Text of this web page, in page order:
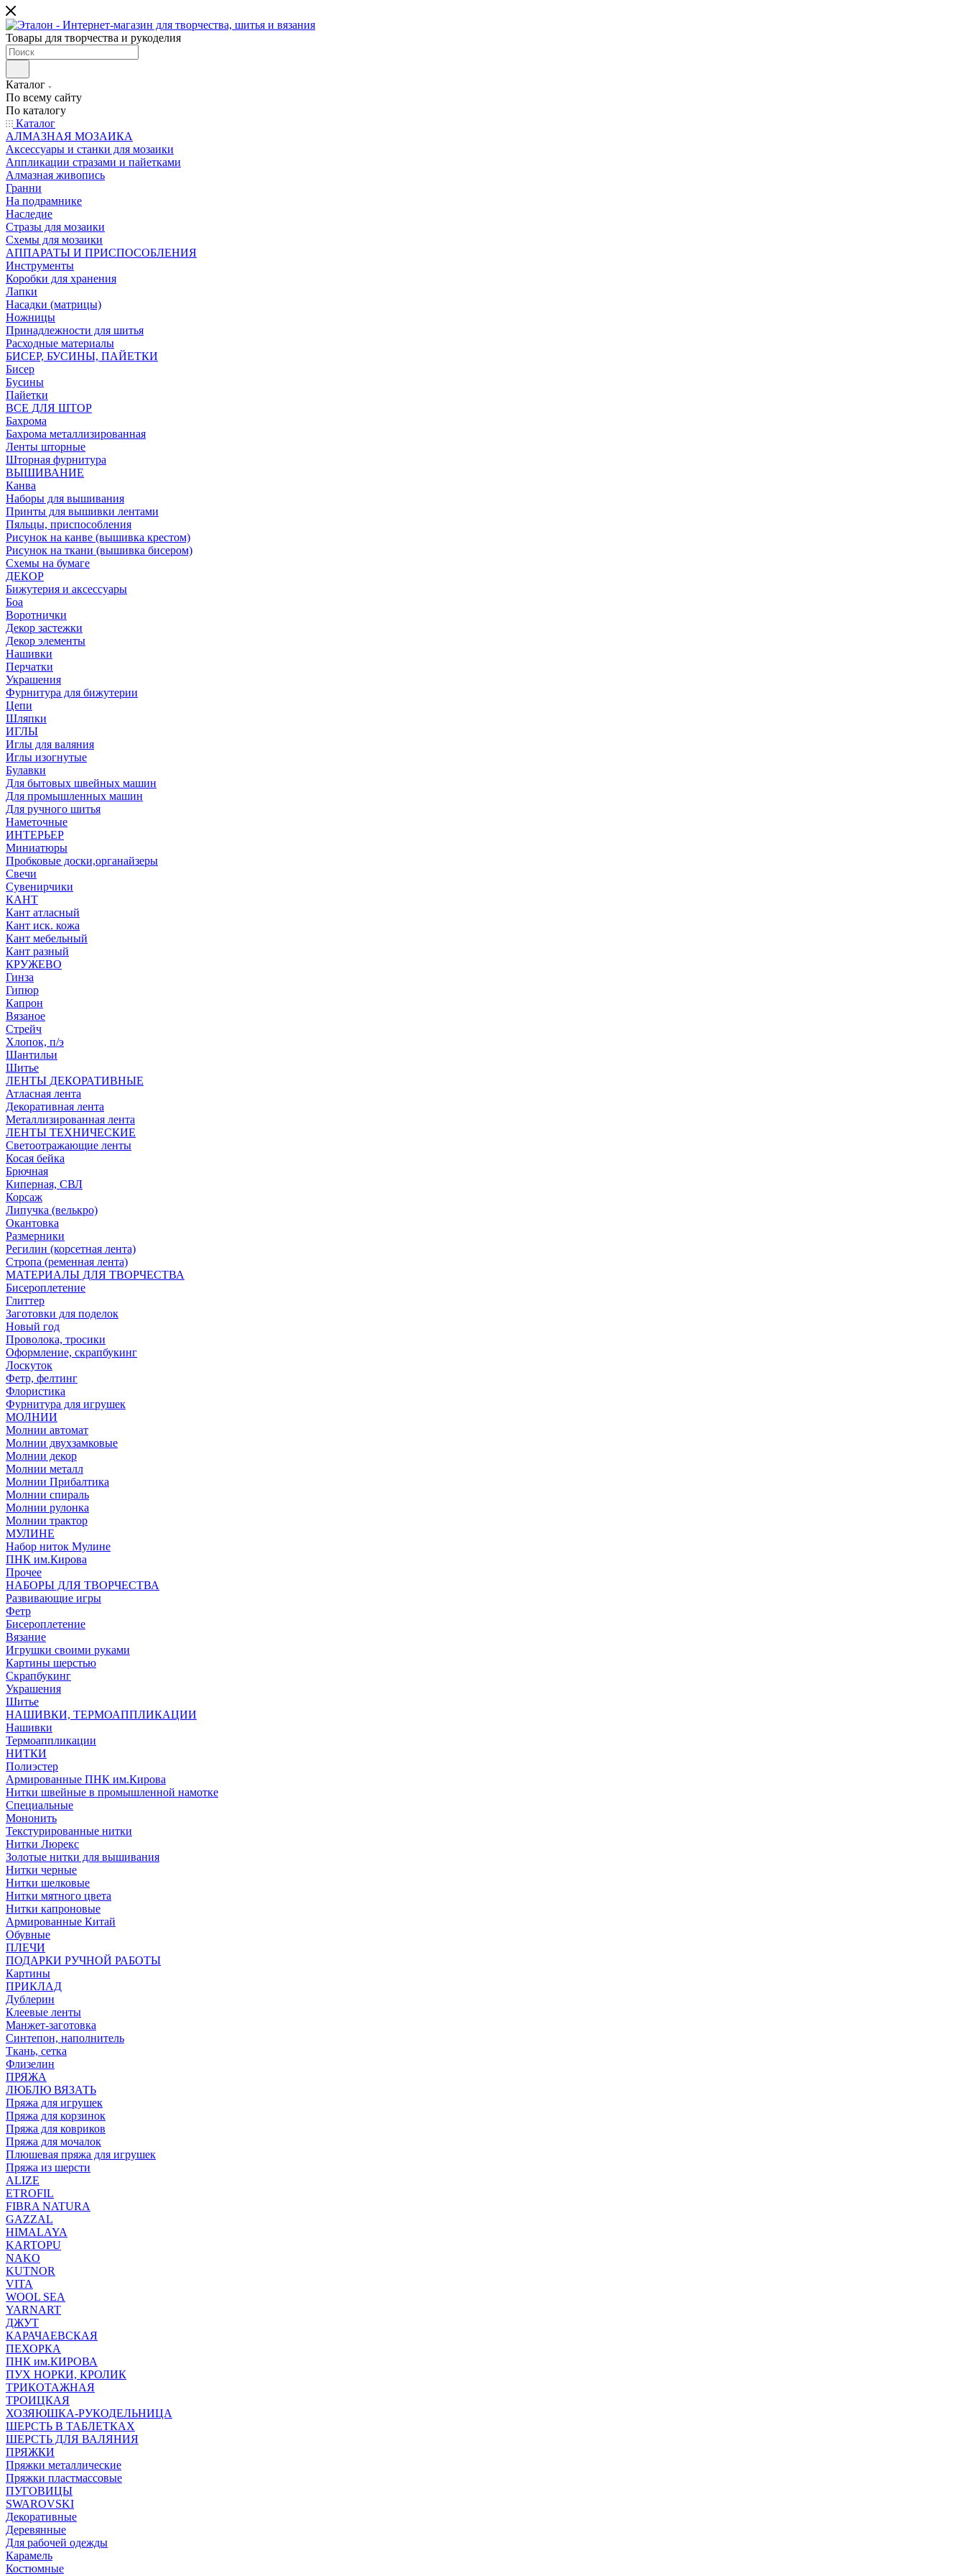
Товары для творчества и рукоделия
Каталог
По всему сайту
По каталогу
Каталог
АЛМАЗНАЯ МОЗАИКА
Аксессуары и станки для мозаики
Аппликации стразами и пайетками
Алмазная живопись
Гранни
На подрамнике
Наследие
Стразы для мозаики
Схемы для мозаики
АППАРАТЫ И ПРИСПОСОБЛЕНИЯ
Инструменты
Коробки для хранения
Лапки
Насадки (матрицы)
Ножницы
Принадлежности для шитья
Расходные материалы
БИСЕР, БУСИНЫ, ПАЙЕТКИ
Бисер
Бусины
Пайетки
ВСЕ ДЛЯ ШТОР
Бахрома
Бахрома металлизированная
Ленты шторные
Шторная фурнитура
ВЫШИВАНИЕ
Канва
Наборы для вышивания
Принты для вышивки лентами
Пяльцы, приспособления
Рисунок на канве (вышивка крестом)
Рисунок на ткани (вышивка бисером)
Схемы на бумаге
ДЕКОР
Бижутерия и аксессуары
Боа
Воротнички
Декор застежки
Декор элементы
Нашивки
Перчатки
Украшения
Фурнитура для бижутерии
Цепи
Шляпки
ИГЛЫ
Иглы для валяния
Иглы изогнутые
Булавки
Для бытовых швейных машин
Для промышленных машин
Для ручного шитья
Наметочные
ИНТЕРЬЕР
Миниатюры
Пробковые доски,органайзеры
Свечи
Сувенирчики
КАНТ
Кант атласный
Кант иск. кожа
Кант мебельный
Кант разный
КРУЖЕВО
Гинза
Гипюр
Капрон
Вязаное
Стрейч
Хлопок, п/э
Шантильи
Шитье
ЛЕНТЫ ДЕКОРАТИВНЫЕ
Атласная лента
Декоративная лента
Металлизированная лента
ЛЕНТЫ ТЕХНИЧЕСКИЕ
Светоотражающие ленты
Косая бейка
Брючная
Киперная, СВЛ
Корсаж
Липучка (велькро)
Окантовка
Размерники
Регилин (корсетная лента)
Стропа (ременная лента)
МАТЕРИАЛЫ ДЛЯ ТВОРЧЕСТВА
Бисероплетение
Глиттер
Заготовки для поделок
Новый год
Проволока, тросики
Оформление, скрапбукинг
Лоскуток
Фетр, фелтинг
Флористика
Фурнитура для игрушек
МОЛНИИ
Молнии автомат
Молнии двухзамковые
Молнии декор
Молнии металл
Молнии Прибалтика
Молнии спираль
Молнии рулонка
Молнии трактор
МУЛИНЕ
Набор ниток Мулине
ПНК им.Кирова
Прочее
НАБОРЫ ДЛЯ ТВОРЧЕСТВА
Развивающие игры
Фетр
Бисероплетение
Вязание
Игрушки своими руками
Картины шерстью
Скрапбукинг
Украшения
Шитье
НАШИВКИ, ТЕРМОАППЛИКАЦИИ
Нашивки
Термоаппликации
НИТКИ
Полиэстер
Армированные ПНК им.Кирова
Нитки швейные в промышленной намотке
Специальные
Мононить
Текстурированные нитки
Нитки Люрекс
Золотые нитки для вышивания
Нитки черные
Нитки шелковые
Нитки мятного цвета
Нитки капроновые
Армированные Китай
Обувные
ПЛЕЧИ
ПОДАРКИ РУЧНОЙ РАБОТЫ
Картины
ПРИКЛАД
Дублерин
Клеевые ленты
Манжет-заготовка
Синтепон, наполнитель
Ткань, сетка
Флизелин
ПРЯЖА
ЛЮБЛЮ ВЯЗАТЬ
Пряжа для игрушек
Пряжа для корзинок
Пряжа для ковриков
Пряжа для мочалок
Плюшевая пряжа для игрушек
Пряжа из шерсти
ALIZE
ETROFIL
FIBRA NATURA
GAZZAL
HIMALAYA
KARTOPU
NAKO
KUTNOR
VITA
WOOL SEA
YARNART
ДЖУТ
КАРАЧАЕВСКАЯ
ПЕХОРКА
ПНК им.КИРОВА
ПУХ НОРКИ, КРОЛИК
ТРИКОТАЖНАЯ
ТРОИЦКАЯ
ХОЗЯЮШКА-РУКОДЕЛЬНИЦА
ШЕРСТЬ В ТАБЛЕТКАХ
ШЕРСТЬ ДЛЯ ВАЛЯНИЯ
ПРЯЖКИ
Пряжки металлические
Пряжки пластмассовые
ПУГОВИЦЫ
SWAROVSKI
Декоративные
Деревянные
Для рабочей одежды
Карамель
Костюмные